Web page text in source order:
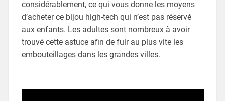
considérablement, ce qui vous donne les moyens
d’acheter ce bijou high-tech qui n’est pas réservé
aux enfants. Les adultes sont nombreux à avoir
trouvé cette astuce afin de fuir au plus vite les
embouteillages dans les grandes villes.